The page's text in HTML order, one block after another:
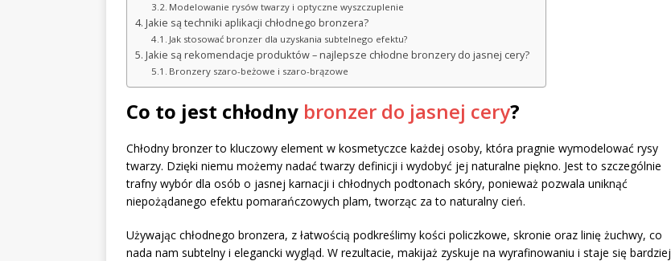
Modelowanie rysów twarzy i optyczne wyszczuplenie
Jakie są techniki aplikacji chłodnego bronzera?
Jak stosować bronzer dla uzyskania subtelnego efektu?
Jakie są rekomendacje produktów – najlepsze chłodne bronzery do jasnej cery?
Bronzery szaro-beżowe i szaro-brązowe
Co to jest chłodny bronzer do jasnej cery?
Chłodny bronzer to kluczowy element w kosmetyczce każdej osoby, która pragnie wymodelować rysy
twarzy. Dzięki niemu możemy nadać twarzy definicji i wydobyć jej naturalne piękno. Jest to szczególnie
trafny wybór dla osób o jasnej karnacji i chłodnych podtonach skóry, ponieważ pozwala uniknąć
niepożądanego efektu pomarańczowych plam, tworząc za to naturalny cień.
Używając chłodnego bronzera, z łatwością podkreślimy kości policzkowe, skronie oraz linię żuchwy, co
nada nam subtelny i elegancki wygląd. W rezultacie, makijaż zyskuje na wyrafinowaniu i staje się bardziej